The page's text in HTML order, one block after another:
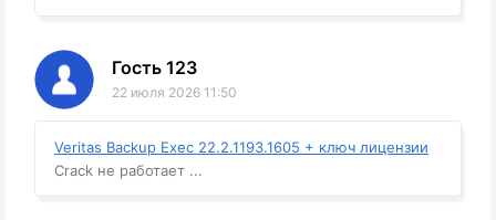
Гость 123
22 июля 2026 11:50
Veritas Backup Exec 22.2.1193.1605 + ключ лицензии
Crack не работает ...